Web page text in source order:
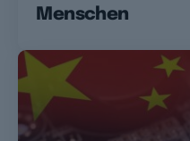
Menschen